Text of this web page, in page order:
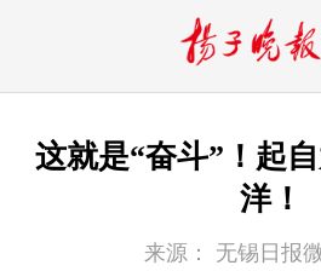
这就是“奋斗”！起
洋！
来源：
无锡日报